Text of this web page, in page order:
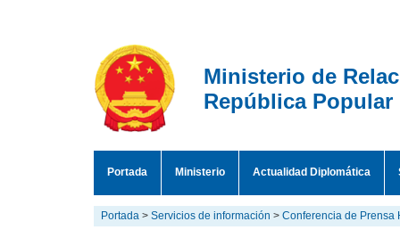
Ministerio de
República Popular
Portada Ministerio Actualidad Diplomática
Portada > Servicios de información > Conferencia de Prensa